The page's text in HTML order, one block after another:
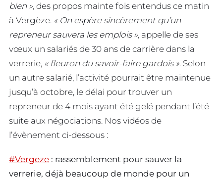
bien », des propos mainte fois entendus ce matin
à Vergèze. « On espère sincèrement qu’un
repreneur sauvera les emplois », appelle de ses
vœux un salariés de 30 ans de carrière dans la
verrerie, « fleuron du savoir-faire gardois ». Selon
un autre salarié, l’activité pourrait être maintenue
jusqu’à octobre, le délai pour trouver un
repreneur de 4 mois ayant été gelé pendant l’été
suite aux négociations. Nos vidéos de
l’évènement ci-dessous :
#Vergeze : rassemblement pour sauver la
verrerie, déjà beaucoup de monde pour un